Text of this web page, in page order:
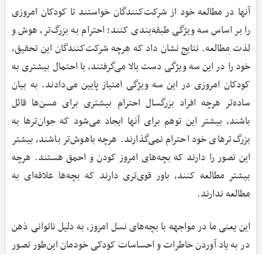
آنها در مطالعه خود از شرکت‌کنندگان خواستند تا کودکان امروزی
را بر اساس سه ویژگی طبقه‌بندی کنند؛ احترام به بزرگ‌تر، هوش و
لذت مطالعه. نتایج نشان داد که هرچه شرکت‌کنندگان این تحقیق،
خود را در این سه ویژگی دست بالا می‌گرفتند، با احتمال بیشتری به
کودکان امروزی در این سه ویژگی امتیاز پایین می‌دادند. به بیان
ساده‌تر هرچه افراد بزرگسال احترام بیشتری برای مسن‌ها قائل
باشند، بیشتر این توهم برای آنها ایجاد می‌شود که جوان‌ترها به
بزرگ‌ترهای خود احترام نمی‌گذارند. هرچه باهوش‌تر باشند، بیشتر
این تصور را دارند که بچه‌های امروز کودن و احمق هستند. هرچه
بیشتر مطالعه کنند، باور قوی‌تری دارند که بچه‌ها علاقه‌ای به
مطالعه ندارند.
این یعنی ما در مواجهه با بچه‌های نسل امروز، به دلیل ناتوانی ذهن
در به یاد آوردن خاطرات و احساسات کودکی خودمان این‌طور تصور